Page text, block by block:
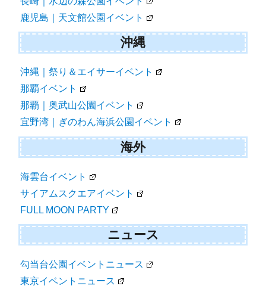
鹿児島｜天文館公園イベント
沖縄
沖縄｜祭り＆エイサーイベント
那覇イベント
那覇｜奥武山公園イベント
宜野湾｜ぎのわん海浜公園イベント
海外
海雲台イベント
サイアムスクエアイベント
FULL MOON PARTY
ニュース
勾当台公園イベントニュース
東京イベントニュース